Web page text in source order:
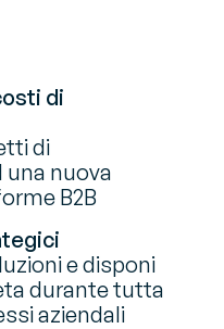
di
di
una nuova
B2B
e disponi
durante tutta
aziendali